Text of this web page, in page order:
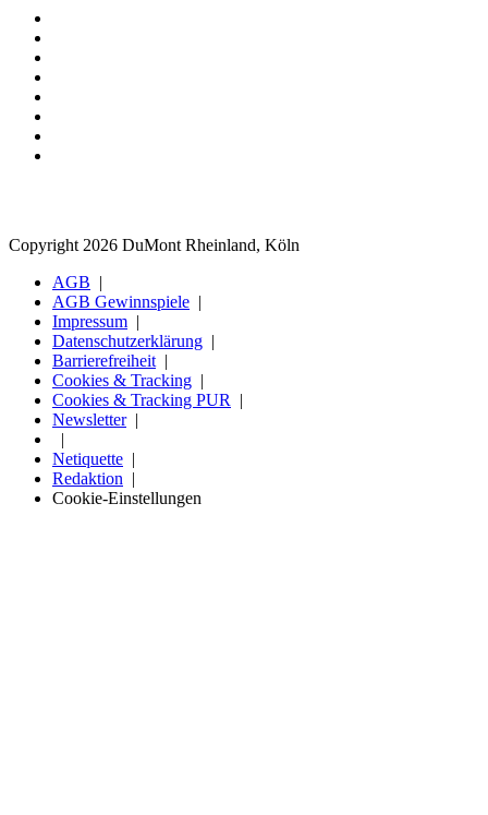
Copyright 2026 DuMont Rheinland, Köln
AGB
AGB Gewinnspiele
Impressum
Datenschutzerklärung
Barrierefreiheit
Cookies & Tracking
Cookies & Tracking PUR
Newsletter
Netiquette
Redaktion
Cookie-Einstellungen